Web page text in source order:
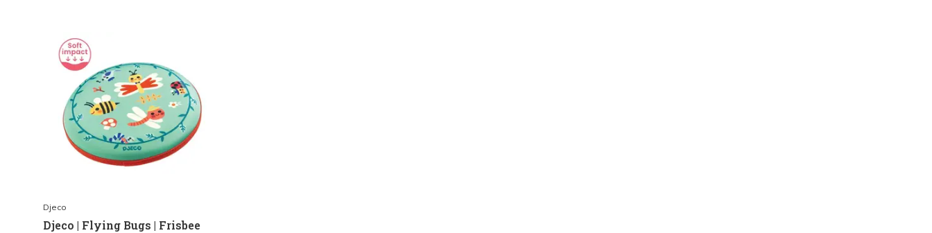
Djeco
Djeco | Flying Bugs | Frisbee